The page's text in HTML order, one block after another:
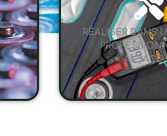
RÉALISER DANS
ALSACE